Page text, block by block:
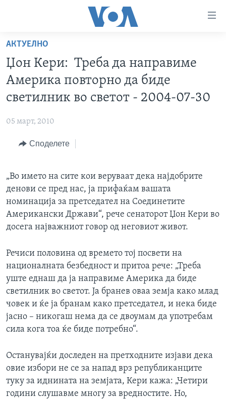
пристапност
Премини
на
главната
содржина
до
Пребарувај
РУБРИКИ
СВЕТ
ЕКОНОМИЈА
НАУКА
УМЕТНОСТ И ЗАБАВА
ФОТОГАЛЕРИИ
АРХИВИРАНА ПРОГРАМА
NEWSFLASH - АРХИВА
ИЗБОРИ ВО САД 2020 - АРХИВА
ЗА НАС
Learning English
НАКУСО...
АКТУЕЛНО
Џон Кери: Треба да направиме
Америка повторно да биде
светилник во светот - 2004-07-30
05 март, 2010
Споделете
„Во името на сите кои веруваат дека најдобрите
денови се пред нас, ја прифаќам вашата
номинација за претседател на Соединетите
Американски Држави“, рече сенаторот Џон Кери во
досега најважниот говор од неговиот живот.
Речиси половина од времето тој посвети на
националната безбедност и притоа рече: „Треба
уште еднаш да ја направиме Америка да биде
светилник во светот. Ја бранев оваа земја како млад
човек и ќе ја бранам како претседател, и нека биде
јасно – никогаш нема да се двоумам да употребам
сила кога тоа ќе биде потребно“.
Останувајќи доследен на претходните изјави дека
овие избори не се за напад врз републиканците
туку за иднината на земјата, Кери кажа: „Четири
години слушавме многу за вредностите. Но,